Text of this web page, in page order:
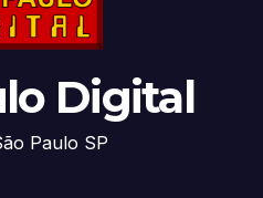
Digital
Paulo SP